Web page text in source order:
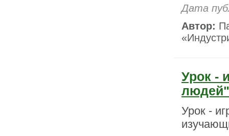
Дата
Автор:
Урок -
людей"
Урок -